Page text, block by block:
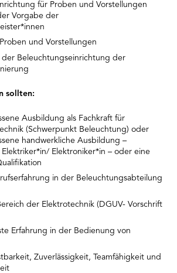
für Proben und Vorstellungen
Vorgabe der
und Vorstellungen
der Beleuchtungseinrichtung der
sollten:
Ausbildung als Fachkraft für
(Schwerpunkt Beleuchtung) oder
handwerkliche Ausbildung –
Elektriker*in/ Elektroniker*in – oder eine
in der Beleuchtungsabteilung
der Elektrotechnik (DGUV- Vorschrift
Erfahrung in der Bedienung von
Zuverlässigkeit, Teamfähigkeit und